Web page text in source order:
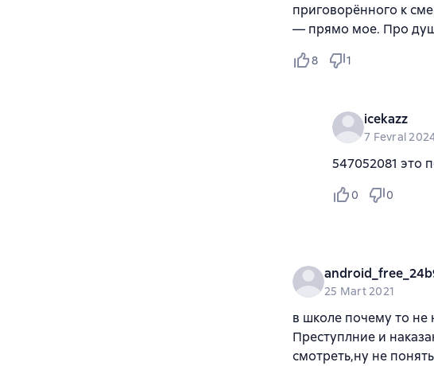
приговорённого к
— прямо мое. Про
8 1
icekazz
7 Fevral
547052081 это
0 0
25 Mart 2021
в школе почему то не
Преступлние и
смотреть,ну не